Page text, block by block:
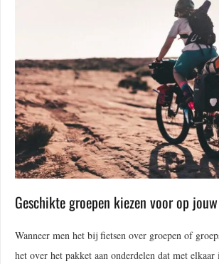
Geschikte groepen kiezen voor op
Wanneer men het bij fietsen over groepen of
het over het pakket aan onderdelen dat met